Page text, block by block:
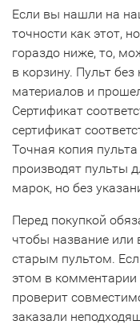
Если вы нашли на
точности как этот,
гораздо ниже, то,
в корзину. Пульт
материалов и
Сертификат
сертификат
Точная копия
производят пульты
марок, но без
Перед покупкой
чтобы название
старым пультом.
этом в комментарии
проверит
заказали